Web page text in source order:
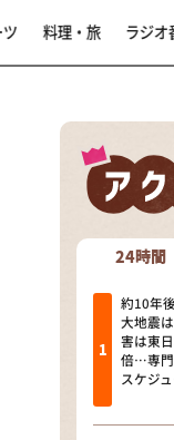
料理・旅 ラジオ
24時間
約10年
大地震
害は東
倍…専門
スケジ